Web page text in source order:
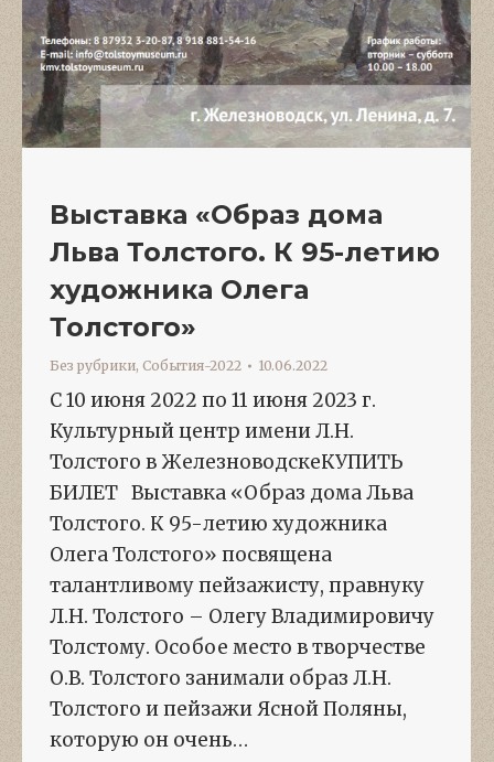
Выставка «Образ дома
Льва Толстого. К 95-летию
художника Олега
Толстого»
Без рубрики, События-2022 10.06.2022
С 10 июня 2022 по 11 июня 2023 г.
Культурный центр имени Л.Н.
Толстого в ЖелезноводскеКУПИТЬ
БИЛЕТ Выставка «Образ дома Льва
Толстого. К 95-летию художника
Олега Толстого» посвящена
талантливому пейзажисту, правнуку
Л.Н. Толстого – Олегу Владимировичу
Толстому. Особое место в творчестве
О.В. Толстого занимали образ Л.Н.
Толстого и пейзажи Ясной Поляны,
которую он очень…